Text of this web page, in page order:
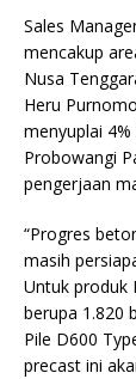
Sales
mencakup
Nusa
Heru
menyuplai
Probowangi
pengerjaan
“Progres
masih
Untuk produk
berupa 1.820
Pile D600
precast ini